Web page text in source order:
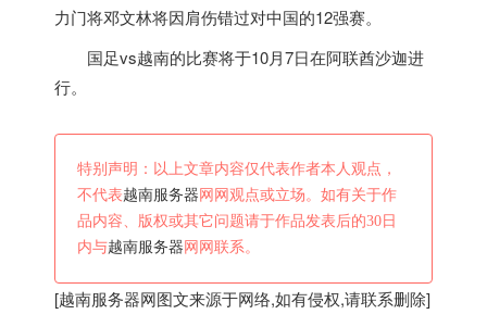
力门将邓文林将因肩伤错过对中国的12强赛。
国足vs越南的比赛将于10月7日在阿联酋沙迦进
行。
特别声明：以上文章内容仅代表作者本人观点，
不代表越南服务器 网网观点或立场。如有关于作
品内容、版权或其它问题请于作品发表后的30日
内与越南服务器 网网联系。
[越南服务器网图文来源于网络,如有侵权,请联系删除]